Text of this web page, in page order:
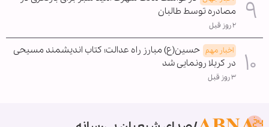
مصادره توسط طالبان
۲ روز قبل
اخبار مهم حسین(ع) مبارز راه عدالت؛ کتاب اندیشمند مسیحی
در کربلا رونمایی شد
۳ روز قبل